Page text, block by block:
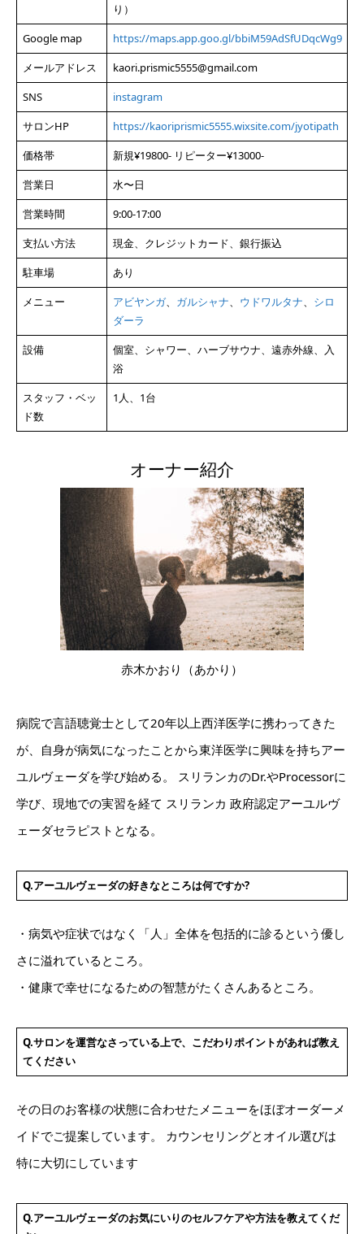
り）
Google map
https://maps.app.goo.gl/bbiM59AdSfUDqcWg9
メールアドレス
kaori.prismic5555@gmail.com
SNS
instagram
サロンHP
https://kaoriprismic5555.wixsite.com/jyotipath
価格帯
新規¥19800- リピーター¥13000-
営業日
水〜日
営業時間
9:00-17:00
支払い方法
現金、クレジットカード、銀行振込
駐車場
あり
メニュー
アビヤンガ、 ガルシャナ、 ウドワルタナ、 シロ
ダーラ
設備
個室、シャワー、ハーブサウナ、遠赤外線、入
浴
スタッフ・ベッ
ド数
1人、1台
オーナー紹介
赤木かおり（あかり）
病院で言語聴覚士として20年以上西洋医学に携わってきた
が、自身が病気になったことから東洋医学に興味を持ちアー
ユルヴェーダを学び始める。 スリランカのDr.やProcessorに
学び、現地での実習を経て スリランカ 政府認定アーユルヴ
ェーダセラピストとなる。
Q.アーユルヴェーダの好きなところは何ですか?
・病気や症状ではなく「人」全体を包括的に診るという優し
さに溢れているところ。
・健康で幸せになるための智慧がたくさんあるところ。
Q.サロンを運営なさっている上で、こだわりポイントがあれば教え
てください
その日のお客様の状態に合わせたメニューをほぼオーダーメ
イドでご提案しています。 カウンセリングとオイル選びは
特に大切にしています
Q.アーユルヴェーダのお気にいりのセルフケアや方法を教えてくだ